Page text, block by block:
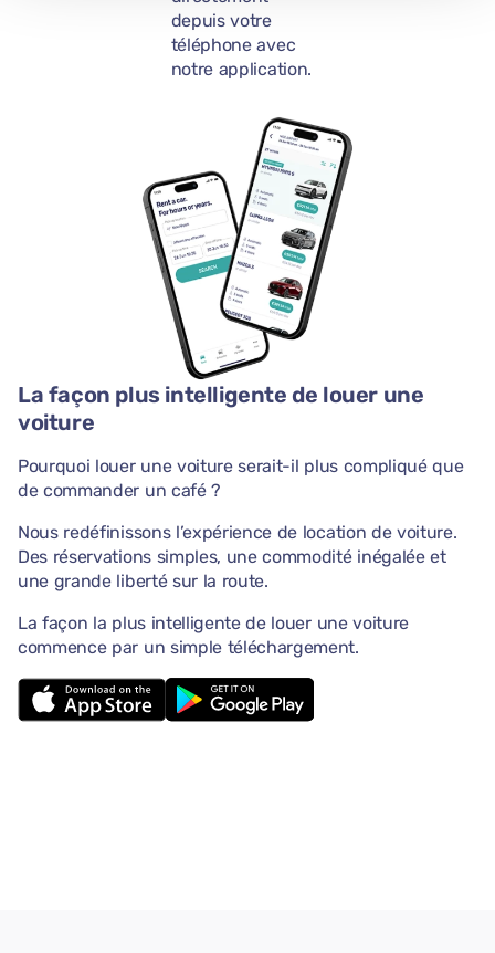
depuis votre
téléphone avec
notre application.
La façon plus intelligente de louer une
voiture
Pourquoi louer une voiture serait-il plus compliqué que
de commander un café ?
Nous redéfinissons l’expérience de location de voiture.
Des réservations simples, une commodité inégalée et
une grande liberté sur la route.
La façon la plus intelligente de louer une voiture
commence par un simple téléchargement.